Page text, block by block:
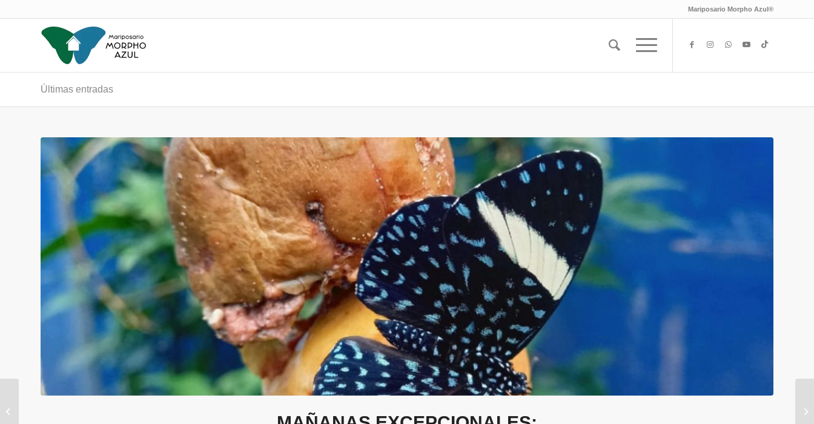
Mariposario Morpho Azul®
Últimas entradas